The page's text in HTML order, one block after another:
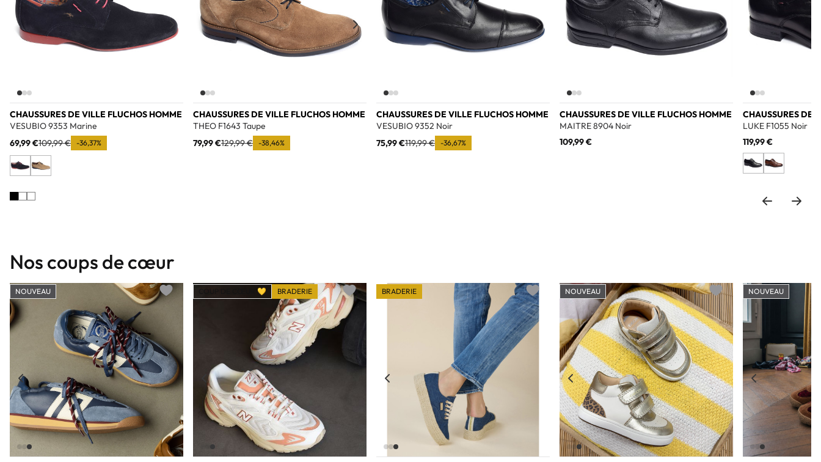
CHAUSSURES DE VILLE FLUCHOS HOMME
VESUBIO 9353 Marine
69,99 €109,99 € -36,37%
CHAUSSURES DE VILLE FLUCHOS HOMME
THEO F1643 Taupe
79,99 €129,99 € -38,46%
CHAUSSURES DE VILLE FLUCHOS HOMME
VESUBIO 9352 Noir
75,99 €119,99 € -36,67%
CHAUSSURES DE VILLE FLUCHOS HOMME
MAITRE 8904 Noir
109,99 €
CHAUSSURES DE
LUKE F1055 Noir
119,99 €
Nos coups de cœur
NOUVEAU
Add to wishlist
COUP DE CŒUR 💛 BRADERIE
Add to wishlist
BRADERIE
Add to wishlist
NOUVEAU
Add to wishlist
NOUVEAU